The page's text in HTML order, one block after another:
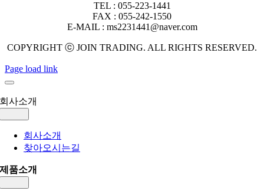
TEL : 055-223-1441
FAX : 055-242-1550
E-MAIL : ms2231441@naver.com
COPYRIGHT ⓒ JOIN TRADING. ALL RIGHTS RESERVED.
Page load link
회사소개
Navigation
회사소개
찾아오시는길
제품소개
Navigation